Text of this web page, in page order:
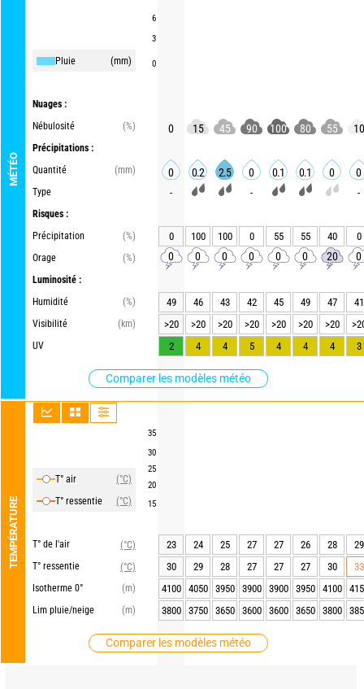
MÉTÉO
Pluie (mm)
Nuages :
Nébulosité
(%)
Précipitations :
Quantité
(mm)
Type
Risques :
Précipitation
(%)
Orage
(%)
Luminosité :
Humidité
(%)
Visibilité
(km)
UV
Comparer les modèles météo
TEMPÉRATURE
T° air
(°C)
T° ressentie
(°C)
T° de l'air
(°C)
T° ressentie
(°C)
Isotherme 0°
(m)
Lim pluie/neige
(m)
Comparer les modèles météo
6
3
0
35
30
25
20
15
0 15 45 90 100 80 55 10
0 0.2 2.5 0 0.1 0.1 0 0
- - -
0 100 100 0 55 55 40 0
0 0 0 0 0 0 20 0
49 46 43 42 45 49 47
41
>20
>20 >20 >20 >20 >20 >20
2
4 4 5 4 4 4 3
23 24 25 27 27 26 28
29
30
29 28 27 27 27 30
33
4100
4050 3950 3900 3900 3950 4100
3800
3750 3650 3600 3600 3650 3800